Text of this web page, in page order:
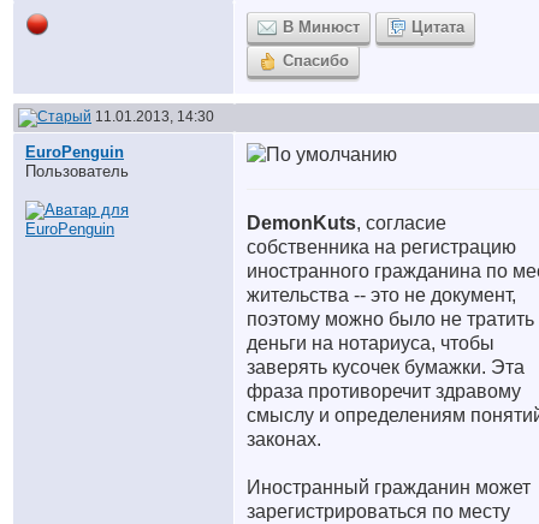
В Минюст
Цитата
Спасибо
11.01.2013, 14:30
EuroPenguin
Пользователь
DemonKuts, согласие
собственника на регистрацию
иностранного гражданина по
жительства -- это не документ,
поэтому можно было не тратить
деньги на нотариуса, чтобы
заверять кусочек бумажки. Эта
фраза противоречит здравому
смыслу и определениям
законах.
Иностранный гражданин может
зарегистрироваться по месту